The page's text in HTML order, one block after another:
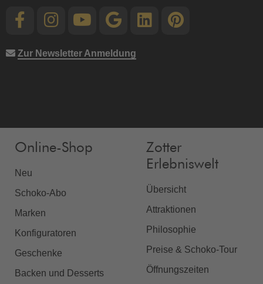
Zur Newsletter Anmeldung
Online-Shop
Neu
Schoko-Abo
Marken
Konfiguratoren
Geschenke
Backen und Desserts
Zotter
Erlebniswelt
Übersicht
Attraktionen
Philosophie
Preise & Schoko-Tour
Öffnungszeiten